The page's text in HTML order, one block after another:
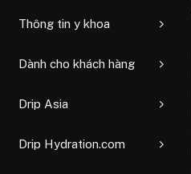
Thông tin y khoa
Dành cho khách hàng
Drip Asia
Drip Hydration.com